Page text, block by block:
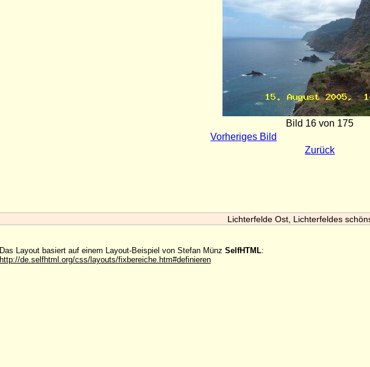
Bild 16 von 175
Vorheriges Bild
Zurück
Lichterfelde Ost, Lichterfeldes
Das Layout basiert auf einem Layout-Beispiel von Stefan Münz SelfHTML:
http://de.selfhtml.org/css/layouts/fixbereiche.htm#definieren